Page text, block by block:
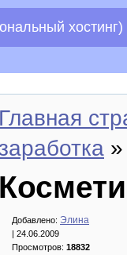
хостинг)
Главная
заработка
Добавлено: Элина
| 24.06.2009
Просмотров: 18832